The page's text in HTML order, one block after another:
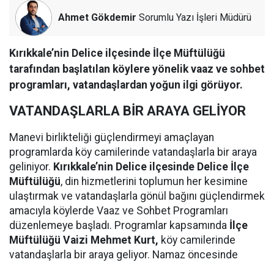
Ahmet Gökdemir Sorumlu Yazı İşleri Müdürü
Kırıkkale’nin Delice ilçesinde İlçe Müftülüğü
tarafından başlatılan köylere yönelik vaaz ve sohbet
programları, vatandaşlardan yoğun ilgi görüyor.
VATANDAŞLARLA BİR ARAYA GELİYOR
Manevi birlikteliği güçlendirmeyi amaçlayan
programlarda köy camilerinde vatandaşlarla bir araya
geliniyor. Kırıkkale’nin Delice ilçesinde Delice İlçe
Müftülüğü, din hizmetlerini toplumun her kesimine
ulaştırmak ve vatandaşlarla gönül bağını güçlendirmek
amacıyla köylerde Vaaz ve Sohbet Programları
düzenlemeye başladı. Programlar kapsamında İlçe
Müftülüğü Vaizi Mehmet Kurt, köy camilerinde
vatandaşlarla bir araya geliyor. Namaz öncesinde